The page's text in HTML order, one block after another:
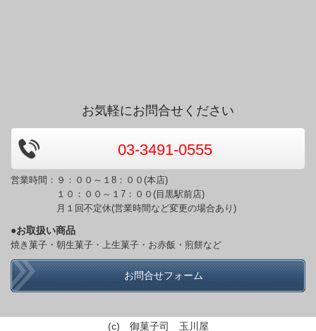
お気軽にお問合せください
03-3491-0555
営業時間：９：００～１8：００(本店)
１０：００～１7：００(目黒駅前店)
月１回不定休(営業時間など変更の場合あり)
●お取扱い商品
焼き菓子・朝生菓子・上生菓子・お赤飯・煎餅など
お問合せフォーム
(c) 御菓子司 玉川屋